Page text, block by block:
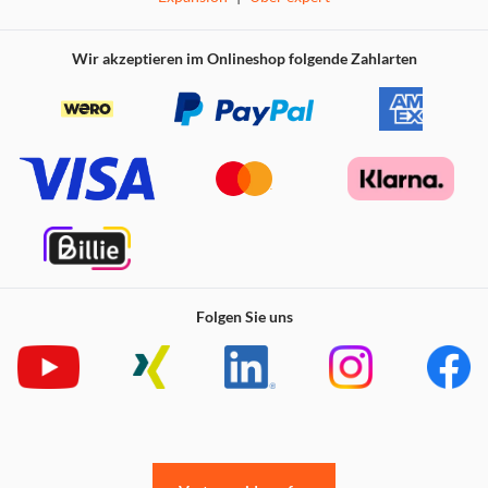
Wir akzeptieren im Onlineshop folgende Zahlarten
Folgen Sie uns